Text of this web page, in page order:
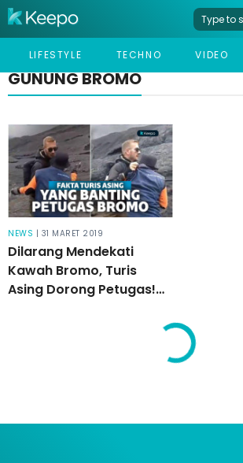
LIFESTYLE TECHNO VIDEO
GUNUNG BROMO
NEWS | 31 MARET 2019
Dilarang Mendekati
Kawah Bromo, Turis
Asing Dorong Petugas!